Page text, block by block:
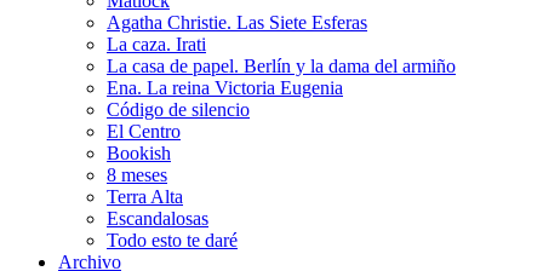
Agatha Christie. Las Siete Esferas
La caza. Irati
La casa de papel. Berlín y la dama del armiño
Ena. La reina Victoria Eugenia
Código de silencio
El Centro
Bookish
8 meses
Terra Alta
Escandalosas
Todo esto te daré
Archivo